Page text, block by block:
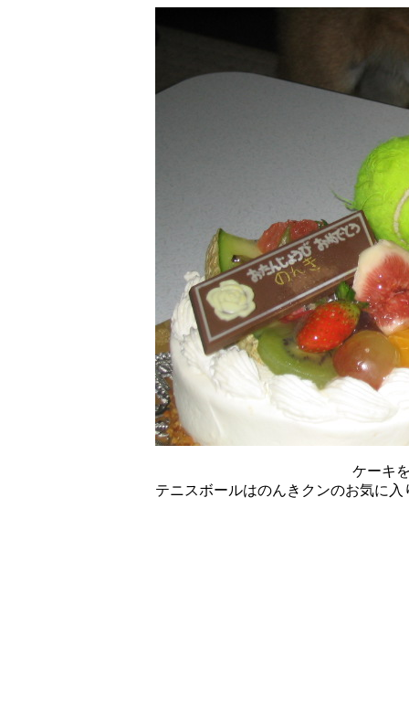
ケーキ
テニスボールはのんきクンのお気に